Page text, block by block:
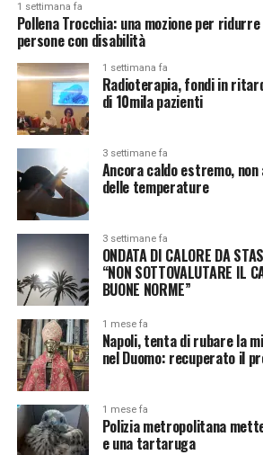
1 settimana fa
Pollena Trocchia: una mozione per
persone con disabilità
1 settimana fa
Radioterapia, fondi in
di 10mila pazienti
3 settimane fa
Ancora caldo estremo,
delle temperature
3 settimane fa
ONDATA DI CALORE DA
“NON SOTTOVALUTARE IL
BUONE NORME”
1 mese fa
Napoli, tenta di rubare la
nel Duomo: recuperato il
1 mese fa
Polizia metropolitana
e una tartaruga